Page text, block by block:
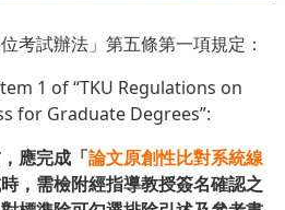
考試辦法」第五條第一項規定：
1 of “TKU Regulations on
for Graduate Degrees”:
應完成「論文原創性比對系統線
，需檢附經指導教授簽名確認之